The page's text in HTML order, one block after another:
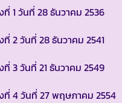
ที่ 28 ธันวาคม 2536
ที่ 28 ธันวาคม 2541
ที่ 21 ธันวาคม 2549
ที่ 27 พฤษภาคม 2554